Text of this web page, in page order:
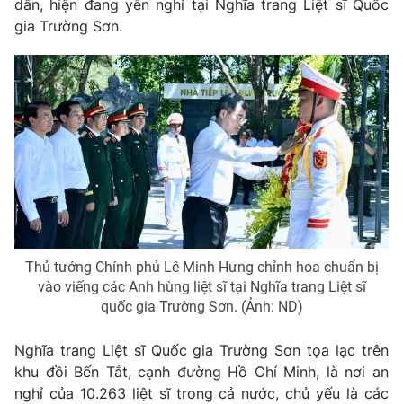
Theo dõi báo trên
Cơ quan chủ quản:Đài Truyền hình Việt Nam
Cơ quan báo chí:Thời báo VTV
Giấy phép hoạt động báo in và báo điện tử số 483/GP-BTTTT
cấp ngày 29/12/2023
Tổng Biên tập:
Vũ Thanh Thủy
Phó Tổng Biên tập:
Nguyễn Thị Mỹ Hạnh, Phạm Quốc Thắng,
Nguyễn Trọng Ninh
Tổng đài VTV:024.38 355 931 - 024.38 355 932
Ðiện thoại Thời báo VTV: 024.66 897 897
Email:toasoan@vtv.vn
Liên hệ quảng cáo:024-7300.7108
dân, hiện đang yên nghỉ tại Nghĩa trang Liệt sĩ Quốc
gia Trường Sơn.
Thủ tướng Chính phủ Lê Minh Hưng chỉnh hoa chuẩn bị
vào viếng các Anh hùng liệt sĩ tại Nghĩa trang Liệt sĩ
quốc gia Trường Sơn. (Ảnh: ND)
Nghĩa trang Liệt sĩ Quốc gia Trường Sơn tọa lạc trên
khu đồi Bến Tắt, cạnh đường Hồ Chí Minh, là nơi an
nghỉ của 10.263 liệt sĩ trong cả nước, chủ yếu là các